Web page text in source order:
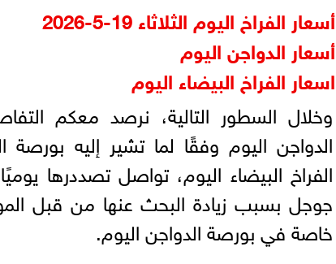
أسعار الفراخ اليوم الثلاثاء 19-5-2026
أسعار الدواجن اليوم
اسعار الفراخ البيضاء اليوم
وخلال السطور التالية، نرصد معكم
الدواجن اليوم وفقًا لما تشير إليه بورصة
الفراخ البيضاء اليوم، تواصل تصددرها
جوجل بسبب زيادة البحث عنها من قبل
خاصة في بورصة الدواجن اليوم.